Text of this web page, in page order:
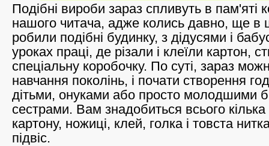
Подібні вироби зараз спливуть в пам'яті
нашого читача, адже колись давно, ще в
робили подібні будинку, з дідусями і
уроках праці, де різали і клеїли картон,
спеціальну коробочку. По суті, зараз
навчання поколінь, і почати створення
дітьми, онуками або просто молодшими
сестрами. Вам знадобиться всього кілька
картону, ножиці, клей, голка і товста
підвіс.